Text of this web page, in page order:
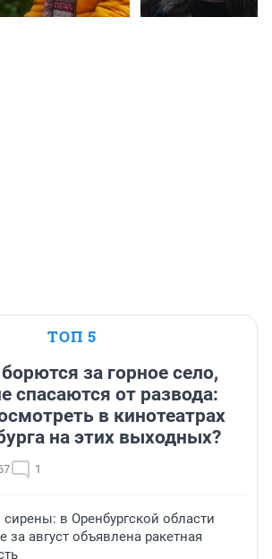
ТОП 5
за горное село,
спасаются от развода:
в кинотеатрах
на этих выходных?
1
в Оренбургской области
за август объявлена ракетная